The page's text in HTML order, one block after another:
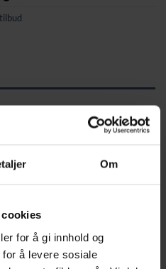
Om
for å gi innhold og
å levere sosiale
som tørkestativ og kleshenger
er plassbesparende og enkel
for skjorter, håndklær,
for mer fleksibel og